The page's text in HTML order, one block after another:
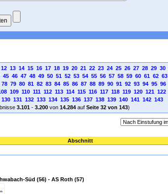
12 13 14 15 16 17 18 19 20 21 22 23 24 25 26 27 28 29 30
45 46 47 48 49 50 51 52 53 54 55 56 57 58 59 60 61 62 63
78 79 80 81 82 83 84 85 86 87 88 89 90 91 92 93 94 95 96
109 110 111 112 113 114 115 116 117 118 119 120 121 122
130 131 132 133 134 135 136 137 138 139 140 141 142 143
3.101- 3.200von 14.284auf Seite 32 von 143)
Abschnitt
Süd (56) - AS Roth (57)